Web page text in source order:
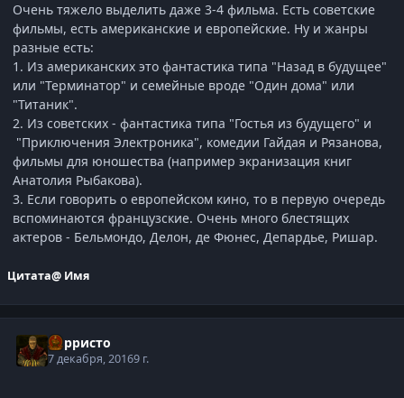
Очень тяжело выделить даже 3-4 фильма. Есть советские
фильмы, есть американские и европейские. Ну и жанры
разные есть:
1. Из американских это фантастика типа "Назад в будущее"
или "Терминатор" и семейные вроде "Один дома" или
"Титаник".
2. Из советских - фантастика типа "Гостья из будущего" и
"Приключения Электроника", комедии Гайдая и Рязанова,
фильмы для юношества (например экранизация книг
Анатолия Рыбакова).
3. Если говорить о европейском кино, то в первую очередь
вспоминаются французские. Очень много блестящих
актеров - Бельмондо, Делон, де Фюнес, Депардье, Ришар.
Цитата@ Имя
Корристо
7 декабря, 20169 г.